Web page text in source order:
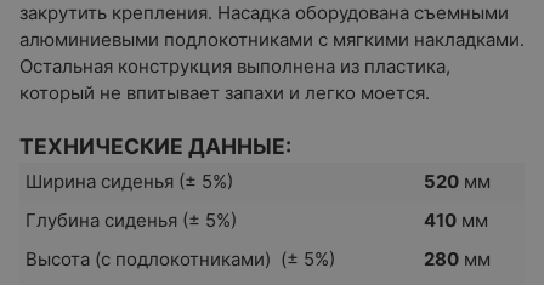
закрутить крепления. Насадка оборудована съемными
алюминиевыми подлокотниками с мягкими накладками.
Остальная конструкция выполнена из пластика,
который не впитывает запахи и легко моется.
ТЕХНИЧЕСКИЕ ДАННЫЕ:
Ширина сиденья (± 5%) 520 мм
Глубина сиденья (± 5%)
410 мм
Высота (с подлокотниками) (± 5%)
280 мм